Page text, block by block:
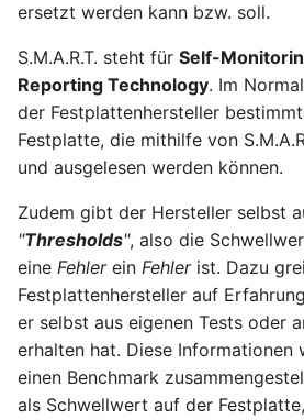
Mai 2024
April 2024
Februar 2024
Januar 2024
Dezember 2023
November 2023
Oktober 2023
September 2023
USB Storage Device
WireGuard Peer
Configuration
OpenWrt - WireGuard Peer
Configuration
OpenWrt - WireGuard VPN
ersetzt werden kann bzw. soll.
S.M.A.R.T. steht für Self-
Reporting Technology. Im
der Festplattenhersteller
Festplatte, die mithilfe von
und ausgelesen werden können.
Zudem gibt der Hersteller selbst
"Thresholds", also die
eine Fehlerein Fehlerist. Dazu
Festplattenhersteller auf
er selbst aus eigenen Tests oder
erhalten hat. Diese Informationen
einen Benchmark
als Schwellwert auf der